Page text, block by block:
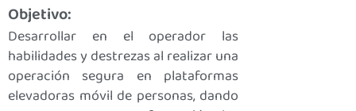
Objetivo:
Desarrollar en el operador las
habilidades y destrezas al realizar una
operación segura en plataformas
elevadoras móvil de personas, dando